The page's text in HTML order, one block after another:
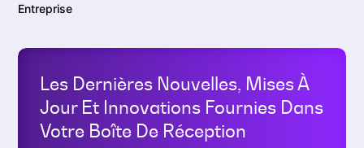
Entreprise
Les Dernières Nouvelles, Mises À
Jour Et Innovations Fournies Dans
Votre Boîte De Réception